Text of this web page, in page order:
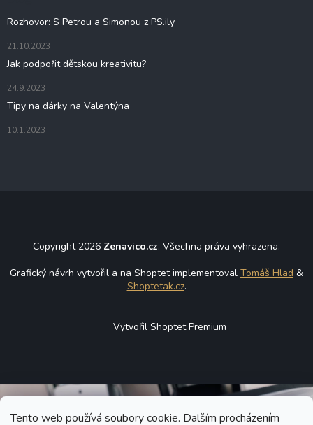
Tento web používá soubory cookie. Dalším procházením
Rozhovor: S Petrou a Simonou z PS.ily
21.10.2023
Jak podpořit dětskou kreativitu?
24.9.2023
Tipy na dárky na Valentýna
10.1.2023
Copyright 2026 Zenavico.cz. Všechna práva vyhrazena.
Grafický návrh vytvořil a na Shoptet implementoval Tomáš Hlad &
Shoptetak.cz.
Vytvořil Shoptet Premium